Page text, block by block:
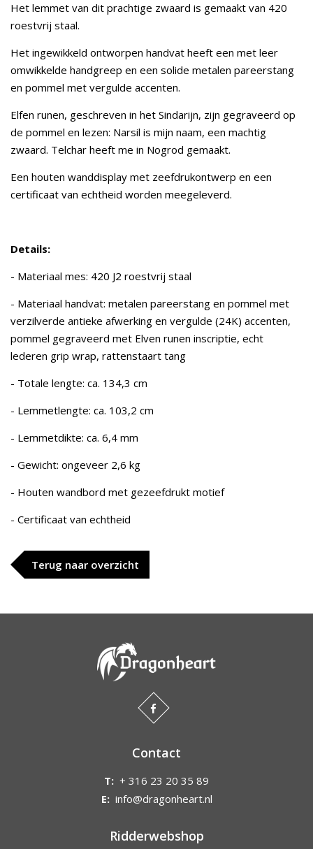
Het lemmet van dit prachtige zwaard is gemaakt van 420
roestvrij staal.
Het ingewikkeld ontworpen handvat heeft een met leer
omwikkelde handgreep en een solide metalen pareerstang
en pommel met vergulde accenten.
Elfen runen, geschreven in het Sindarijn, zijn gegraveerd op
de pommel en lezen: Narsil is mijn naam, een machtig
zwaard. Telchar heeft me in Nogrod gemaakt.
Een houten wanddisplay met zeefdrukontwerp en een
certificaat van echtheid worden meegeleverd.
Details:
- Materiaal mes: 420 J2 roestvrij staal
- Materiaal handvat: metalen pareerstang en pommel met
verzilverde antieke afwerking en vergulde (24K) accenten,
pommel gegraveerd met Elven runen inscriptie, echt
lederen grip wrap, rattenstaart tang
- Totale lengte: ca. 134,3 cm
- Lemmetlengte: ca. 103,2 cm
- Lemmetdikte: ca. 6,4 mm
- Gewicht: ongeveer 2,6 kg
- Houten wandbord met gezeefdrukt motief
- Certificaat van echtheid
Terug naar overzicht
Contact
T: + 316 23 20 35 89
E: info@dragonheart.nl
Ridderwebshop